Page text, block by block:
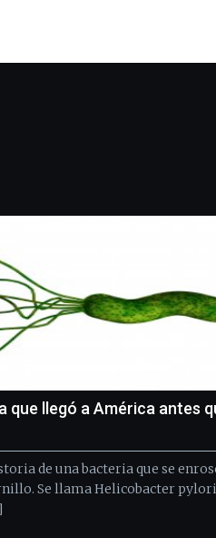
que llegó a América antes
de una bacteria que se
Se llama Helicobacter pylori